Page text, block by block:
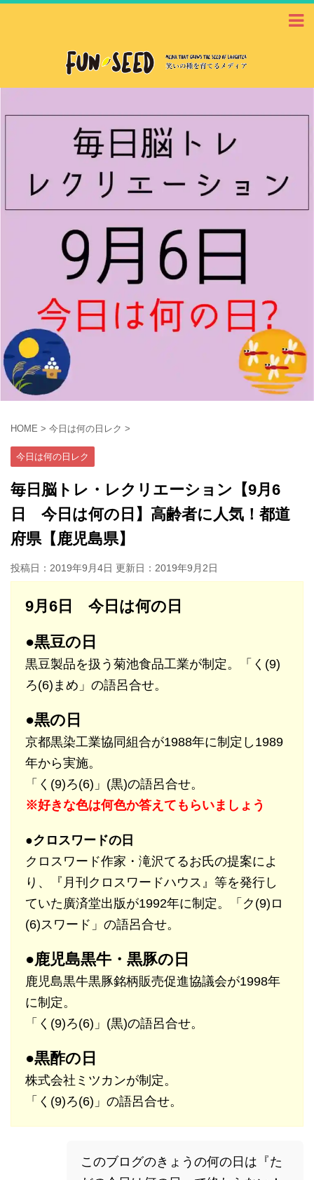
HOME > 今日は何の日レク >
今日は何の日レク
毎日脳トレ・レクリエーション【9月6
日 今日は何の日】高齢者に人気！都道
府県【鹿児島県】
投稿日：2019年9月4日 更新日： 2019年9月2日
9月6日 今日は何の日
●黒豆の日
黒豆製品を扱う菊池食品工業が制定。「く(9)
ろ(6)まめ」の語呂合せ。
●黒の日
京都黒染工業協同組合が1988年に制定し1989
年から実施。
「く(9)ろ(6)」(黒)の語呂合せ。
※好きな色は何色か答えてもらいましょう
●クロスワードの日
クロスワード作家・滝沢てるお氏の提案によ
り、『月刊クロスワードハウス』等を発行し
ていた廣済堂出版が1992年に制定。「ク(9)ロ
(6)スワード」の語呂合せ。
●鹿児島黒牛・黒豚の日
鹿児島黒牛黒豚銘柄販売促進協議会が1998年
に制定。
「く(9)ろ(6)」(黒)の語呂合せ。
●黒酢の日
株式会社ミツカンが制定。
「く(9)ろ(6)」の語呂合せ。
このブログのきょうの何の日は『た